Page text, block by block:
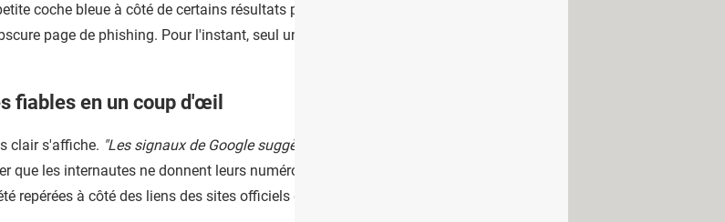
coche bleue à côté de certains résultats pour témoigner de leur fiabilité, que le
page de phishing. Pour l'instant, seul un nombre très limité d'internautes y a le
fiables en un coup d'œil
clair s'affiche. "Les signaux de Google suggèrent que cette entreprise est bien celle
que les internautes ne donnent leurs numéros de carte bleue ou leurs informations
repérées à côté des liens des sites officiels de Microsoft, Meta, Epic Games,